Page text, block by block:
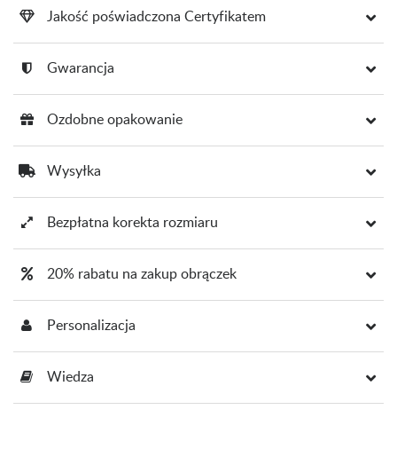
Jakość poświadczona Certyfikatem
Gwarancja
Ozdobne opakowanie
Wysyłka
Bezpłatna korekta rozmiaru
20% rabatu na zakup obrączek
Personalizacja
Wiedza